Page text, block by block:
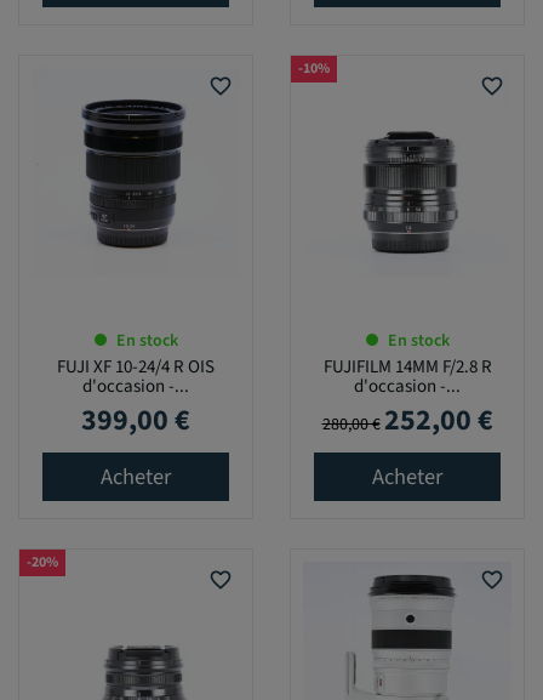
favorite_border
En stock
FUJI XF 10-24/4 R OIS
d'occasion -...
Prix
399,00 €
Acheter
favorite_border
En stock
FUJIFILM 14MM F/2.8 R
d'occasion -...
Prix de base
280,00 € Prix
252,00 €
Acheter
-10%
favorite_border
-20%
favorite_border